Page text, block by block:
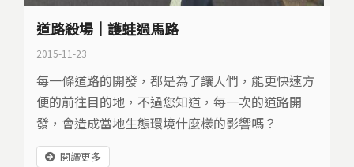
道路殺場｜護蛙過馬路
2015-11-23
每一條道路的開發，都是為了讓人們，能更快速方
便的前往目的地，不過您知道，每一次的道路開
發，會造成當地生態環境什麼樣的影響嗎？
閱讀更多